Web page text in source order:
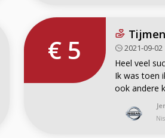
€ 5 2021-09-02
Heel veel
Ik was toen